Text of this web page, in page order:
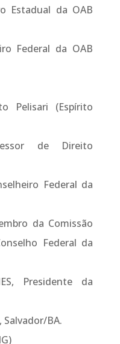
Estadual da OAB
Federal da OAB
Pelisari (Espírito
de Direito
Federal da
da Comissão
Federal da
Presidente da
BA.